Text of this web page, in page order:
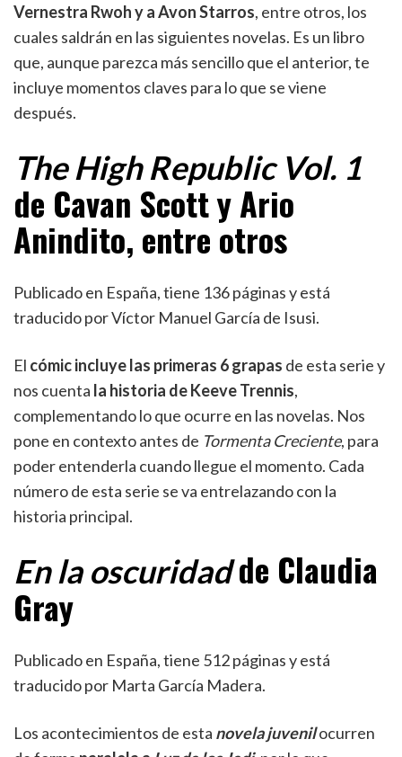
Vernestra Rwoh y a Avon Starros, entre otros, los
cuales saldrán en las siguientes novelas. Es un libro
que, aunque parezca más sencillo que el anterior, te
incluye momentos claves para lo que se viene
después.
The High Republic Vol. 1
de Cavan Scott y Ario
Anindito, entre otros
Publicado en España, tiene 136 páginas y está
traducido por Víctor Manuel García de Isusi.
El cómic incluye las primeras 6 grapas de esta serie y
nos cuenta la historia de Keeve Trennis,
complementando lo que ocurre en las novelas. Nos
pone en contexto antes de Tormenta Creciente, para
poder entenderla cuando llegue el momento. Cada
número de esta serie se va entrelazando con la
historia principal.
En la oscuridad de Claudia
Gray
Publicado en España, tiene 512 páginas y está
traducido por Marta García Madera.
Los acontecimientos de esta novela juvenilocurren